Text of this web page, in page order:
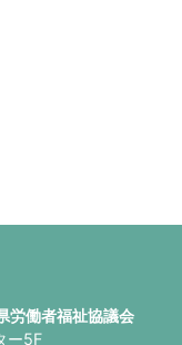
労働者福祉協議会
ー5F